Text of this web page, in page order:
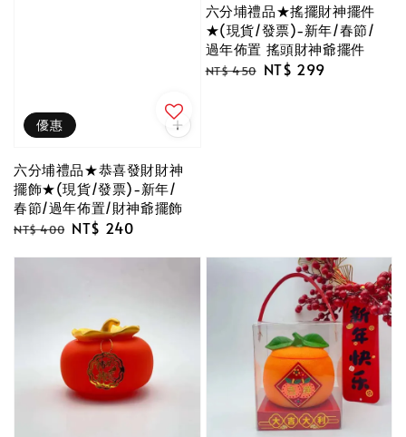
優惠
六分埔禮品★恭喜發財財神
擺飾★(現貨/發票)-新年/
春節/過年佈置/財神爺擺飾
Regular
NT$ 400 Sale
NT$ 240
六分埔禮品★搖擺財神擺件
★(現貨/發票)-新年/春節/
過年佈置 搖頭財神爺擺件
Regular
NT$ 450 Sale
NT$ 299